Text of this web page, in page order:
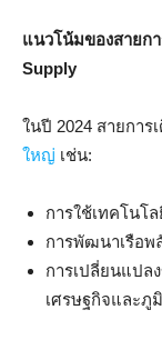
แนวโน้มของสายกา
Supply
ในปี 2024 สายการ
ใหญ่ เช่น:
การใช้เทคโนโ
การพัฒนาเรือพ
การเปลี่ยนแปล
เศรษฐกิจและภู